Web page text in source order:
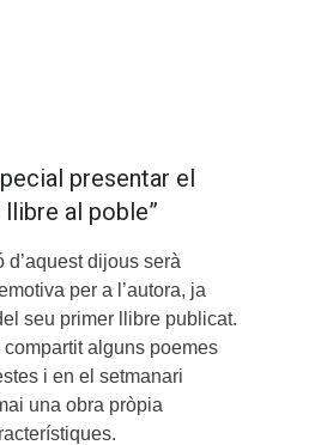
presentar el
al poble”
d’aquest dijous serà
per a l’autora, ja
seu primer llibre publicat.
alguns poemes
i en el setmanari
una obra pròpia